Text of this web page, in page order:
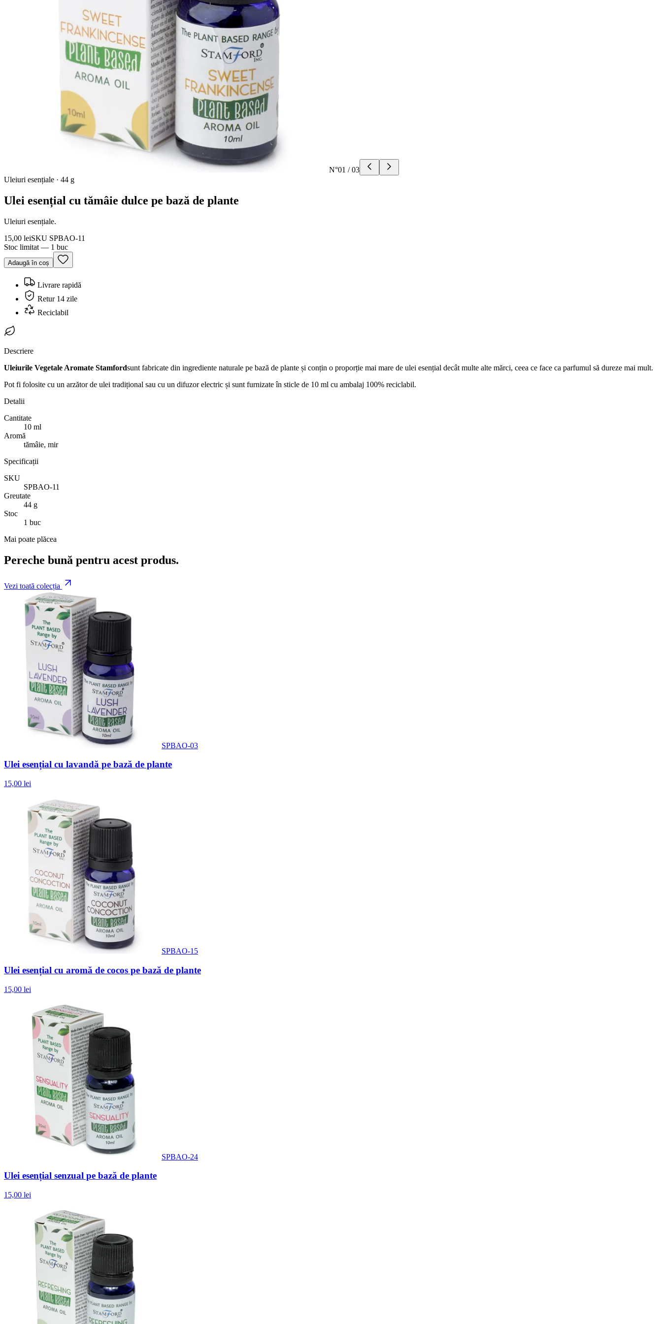
N°01 /03
Uleiuri esențiale · 44 g
Ulei esențial cu tămâie dulce pe bază de plante
Uleiuri esențiale.
15,00 leiSKU SPBAO-11
Stoc limitat — 1 buc
Adaugă în coș
Livrare rapidă
Retur 14 zile
Reciclabil
Descriere
Uleiurile Vegetale Aromate Stamfordsunt fabricate din ingrediente naturale pe bază de plante și conțin o proporție mai mare de ulei esențial decât multe alte mărci, ceea ce face ca parfumul să dureze mai mult.
Pot fi folosite cu un arzător de ulei tradițional sau cu un difuzor electric și sunt furnizate în sticle de 10 ml cu ambalaj 100% reciclabil.
Detalii
Cantitate
10 ml
Aromă
tămâie, mir
Specificații
SKU
SPBAO-11
Greutate
44 g
Stoc
1 buc
Mai poate plăcea
Pereche bună pentru acest produs.
Vezi toată colecția
SPBAO-03
Ulei esențial cu lavandă pe bază de plante
15,00 lei
SPBAO-15
Ulei esențial cu aromă de cocos pe bază de plante
15,00 lei
SPBAO-24
Ulei esențial senzual pe bază de plante
15,00 lei